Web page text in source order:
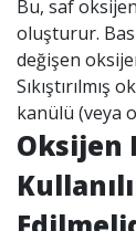
Bu, saf
oluşturur.
değişen
kanülü (veya
Oksijen